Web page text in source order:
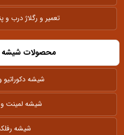
تعمیر و رگلاژ درب و
محصولات شیشه
شیشه دکوراتیو
شیشه لمینت و
شیشه